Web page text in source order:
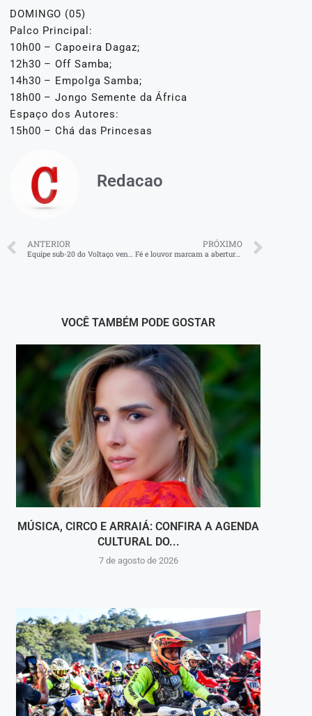
DOMINGO (05)
Palco Principal:
10h00 – Capoeira Dagaz;
12h30 – Off Samba;
14h30 – Empolga Samba;
18h00 – Jongo Semente da África
Espaço dos Autores:
15h00 – Chá das Princesas
Redacao
ANTERIOR
Equipe sub-20 do Voltaço vence o Boavista no CT Oscar Cardoso
PRÓXIMO
Fé e louvor marcam a abertura da 1ª Expo Cristã de Barra Mansa
VOCÊ TAMBÉM PODE GOSTAR
MÚSICA, CIRCO E ARRAIÁ: CONFIRA A AGENDA
CULTURAL DO...
7 de agosto de 2026